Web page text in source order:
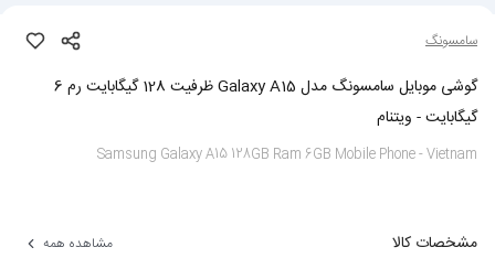
سامسونگ
گوشی موبایل سامسونگ مدل Galaxy A15 ظرفیت 128 گیگابایت رم 6
گیگابایت - ویتنام
Samsung Galaxy A15 128GB Ram 6GB Mobile Phone - Vietnam
مشخصات کالا مشاهده همه